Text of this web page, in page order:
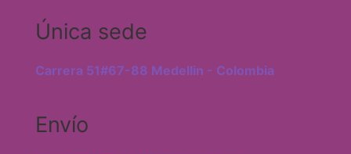
Única sede
Carrera 51#67-88 Medellin - Colombia
Envío